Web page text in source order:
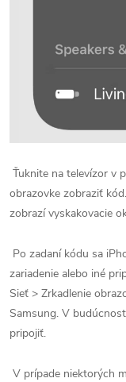
Ťuknite na televízor v
obrazovke zobraziť
zobrazí vyskakovacie
Po zadaní kódu sa
zariadenie alebo iné
Sieť > Zrkadlenie
Samsung. V
pripojiť.
V prípade niektorých